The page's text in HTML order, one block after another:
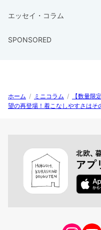
エッセイ・コラム
SPONSORED
ホーム / ミニコラム /
【数量限
望の再登場！着こなしやすさは